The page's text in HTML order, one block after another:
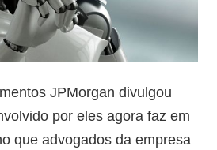
JPMorgan divulgou
por eles agora faz em
que advogados da empresa